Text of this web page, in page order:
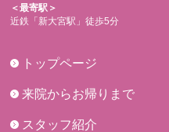
＜最寄駅＞
近鉄「新大宮駅」徒歩5分
トップページ
来院からお帰りまで
スタッフ紹介